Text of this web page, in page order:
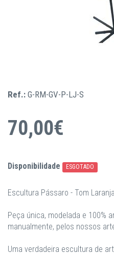
Ref.: G-RM-GV-P-LJ-S
70,00€
Disponibilidade ESGOTADO
Escultura Pássaro - Tom
Peça única, modelada e 100%
manualmente, pelos nossos
Uma verdadeira escultura de